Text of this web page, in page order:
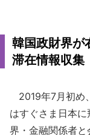
韓国政財界が
滞在情報収集
2019年7月初め
はすぐさま日本
界・金融関係者